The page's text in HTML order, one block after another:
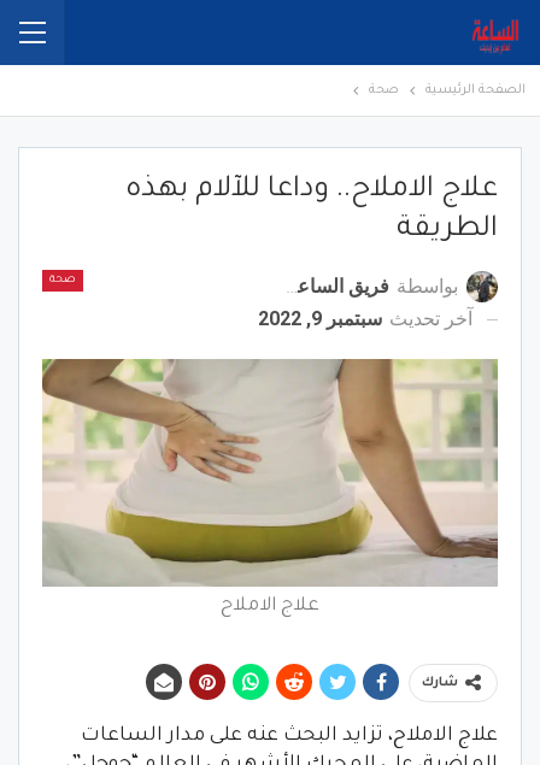
الصفحة الرئيسية صحة
علاج الاملاح.. وداعا للآلام بهذه
الطريقة
صحة بواسطة فريق الساعة برس
آخر تحديث سبتمبر 9, 2022
علاج الاملاح
شارك
علاج الاملاح، تزايد البحث عنه على مدار الساعات